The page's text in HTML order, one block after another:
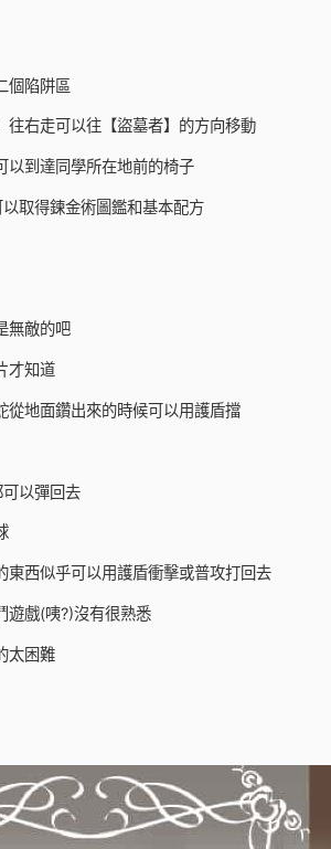
個陷阱區
往右走可以往【盜墓者】的方向移動
以到達同學所在地前的椅子
取得鍊金術圖鑑和基本配方
無敵的吧
才知道
從地面鑽出來的時候可以用護盾擋
以彈回去
東西似乎可以用護盾衝擊或普攻打回去
遊戲(咦?)沒有很熟悉
太困難